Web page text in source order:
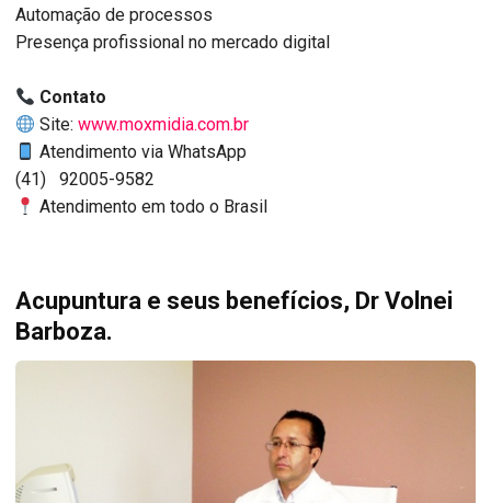
Automação de processos
Presença profissional no mercado digital
Contato
Site:www.moxmidia.com.br
Atendimento via WhatsApp
(41) 92005-9582
Atendimento em todo o Brasil
Acupuntura e seus benefícios, Dr Volnei
Barboza.